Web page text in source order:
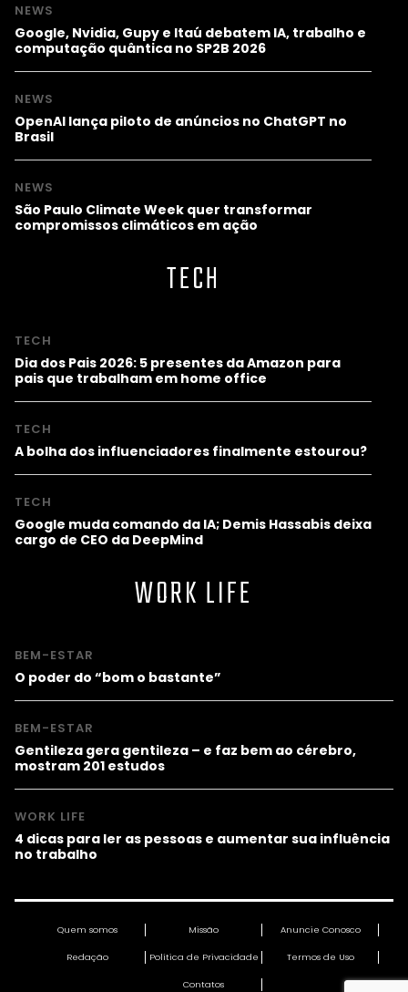
NEWS
Google, Nvidia, Gupy e Itaú debatem IA, trabalho e
computação quântica no SP2B 2026
NEWS
OpenAI lança piloto de anúncios no ChatGPT no
Brasil
NEWS
São Paulo Climate Week quer transformar
compromissos climáticos em ação
TECH
TECH
Dia dos Pais 2026: 5 presentes da Amazon para
pais que trabalham em home office
TECH
A bolha dos influenciadores finalmente estourou?
TECH
Google muda comando da IA; Demis Hassabis deixa
cargo de CEO da DeepMind
WORK LIFE
BEM-ESTAR
O poder do “bom o bastante”
BEM-ESTAR
Gentileza gera gentileza – e faz bem ao cérebro,
mostram 201 estudos
WORK LIFE
4 dicas para ler as pessoas e aumentar sua influência
no trabalho
Quem somos Missão Anuncie Conosco
Redação Política de Privacidade Termos de Uso
Contatos